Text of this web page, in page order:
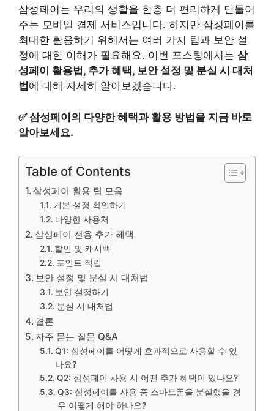
삼성페이는 우리의 생활을 한층 더 편리하게 만들어
주는 모바일 결제 서비스입니다. 하지만 삼성페이를
최대한 활용하기 위해서는 여러 가지 팁과 보안 설
정에 대한 이해가 필요해요. 이번 포스팅에서는 삼
성페이 활용법, 추가 혜택, 보안 설정 및 분실 시 대처
법 에 대해 자세히 알아보겠습니다.
✅삼성페이의 다양한 혜택과 활용 방법을 지금 바로
알아보세요.
Table of Contents
삼성페이 활용 팁 모음
기본 설정 확인하기
다양한 사용처
삼성페이 전용 추가 혜택
할인 및 캐시백
포인트 적립
보안 설정 및 분실 시 대처법
보안 설정하기
분실 시 대처법
결론
자주 묻는 질문 Q&A
Q1: 삼성페이를 어떻게 효과적으로 사용할 수 있
나요?
Q2: 삼성페이 사용 시 어떤 추가 혜택이 있나요?
Q3: 삼성페이를 사용 중 스마트폰을 분실했을 경
우 어떻게 해야 하나요?